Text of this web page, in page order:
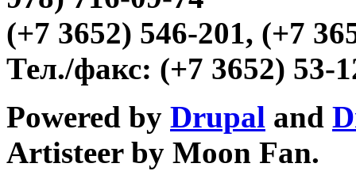
(+7 3652) 546-201, (+7
Тел./факс: (+7 3652) 53-
Powered by Drupal and
Artisteer by Moon Fan.